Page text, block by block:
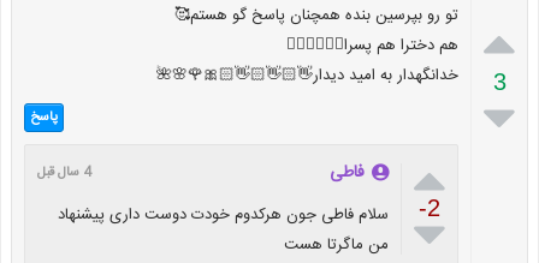

3

تو رو بپرسین بنده همچنان پاسخ گو هستم🥰
هم دخترا هم پسرا🙋🏼‍♂️🙋🏼‍♀️
خدانگهدار به امید دیدار👋🏻👋🏻👋🏻🎀🌹🌸🌺
پاسخ

-2

فاطی 4 سال قبل
سلام فاطی جون هرکدوم خودت دوست داری پیشنهاد
من ماگرتا هست